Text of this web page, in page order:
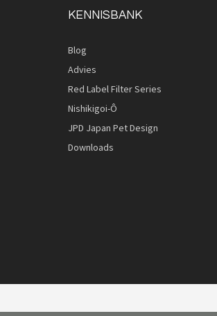
KENNISBANK
Blog
Advies
Red Label Filter Series
Nishikigoi-Ô
JPD Japan Pet Design
Downloads